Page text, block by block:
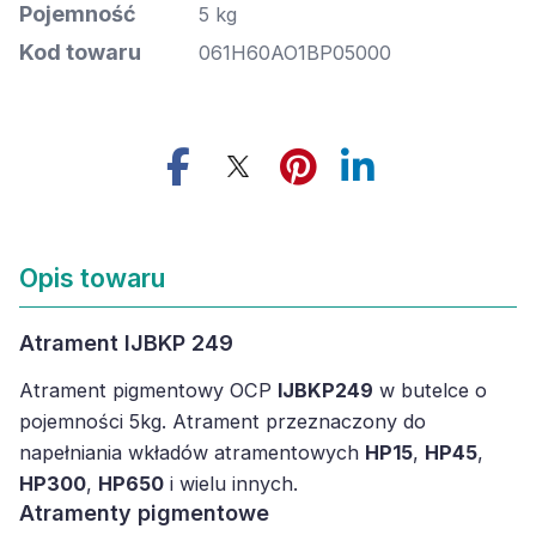
Pojemność 5 kg
Kod towaru 061H60AO1BP05000
Opis towaru
Atrament IJBKP 249
Atrament pigmentowy OCP IJBKP249 w butelce o
pojemności 5kg. Atrament przeznaczony do
napełniania wkładów atramentowych HP15, HP45,
HP300, HP650 i wielu innych.
Atramenty pigmentowe